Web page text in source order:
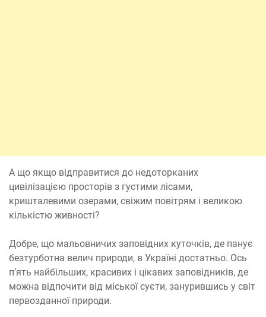
А що якщо відправитися до недоторканих
цивілізацією просторів з густими лісами,
кришталевими озерами, свіжим повітрям і великою
кількістю живності?
Добре, що мальовничих заповідних куточків, де панує
безтурботна велич природи, в Україні достатньо. Ось
п’ять найбільших, красивих і цікавих заповідників, де
можна відпочити від міської суєти, занурившись у світ
первозданної природи.